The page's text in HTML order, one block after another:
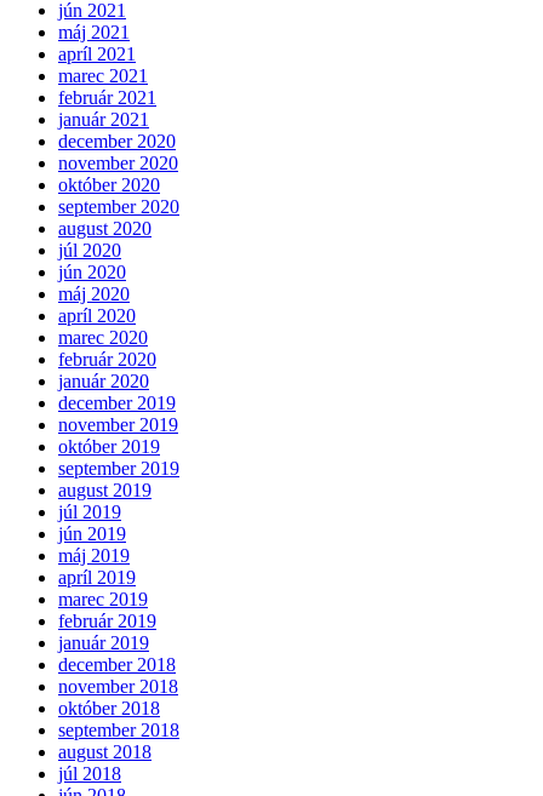
jún 2021
máj 2021
apríl 2021
marec 2021
február 2021
január 2021
december 2020
november 2020
október 2020
september 2020
august 2020
júl 2020
jún 2020
máj 2020
apríl 2020
marec 2020
február 2020
január 2020
december 2019
november 2019
október 2019
september 2019
august 2019
júl 2019
jún 2019
máj 2019
apríl 2019
marec 2019
február 2019
január 2019
december 2018
november 2018
október 2018
september 2018
august 2018
júl 2018